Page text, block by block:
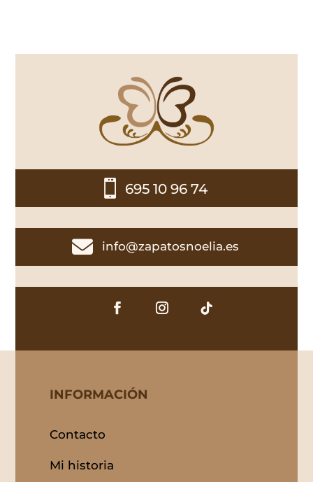
 695 10 96 74
 info@zapatosnoelia.es
INFORMACIÓN
Contacto
Mi historia